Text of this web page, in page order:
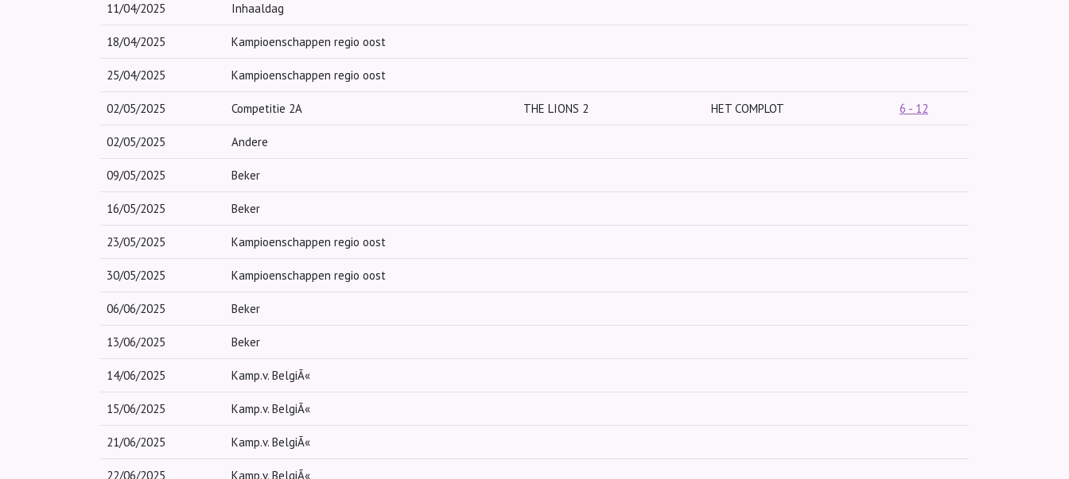
11/04/2025 Inhaaldag
18/04/2025 Kampioenschappen regio oost
25/04/2025 Kampioenschappen regio oost
02/05/2025 Competitie 2A THE LIONS 2 HET COMPLOT 6 - 12
02/05/2025 Andere
09/05/2025 Beker
16/05/2025 Beker
23/05/2025 Kampioenschappen regio oost
30/05/2025 Kampioenschappen regio oost
06/06/2025 Beker
13/06/2025 Beker
14/06/2025 Kamp.v. BelgiÃ«
15/06/2025 Kamp.v. BelgiÃ«
21/06/2025 Kamp.v. BelgiÃ«
22/06/2025 Kamp.v. BelgiÃ«